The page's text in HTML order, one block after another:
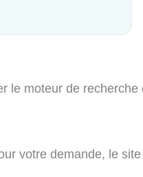
moteur de
votre demande, le